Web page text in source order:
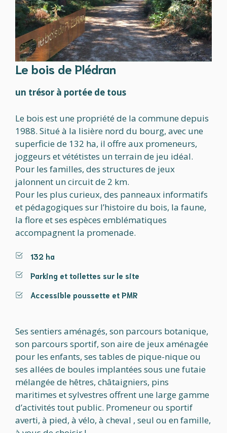
Le bois de Plédran
un trésor à portée de tous
Le bois est une propriété de la commune depuis
1988. Situé à la lisière nord du bourg, avec une
superficie de 132 ha, il offre aux promeneurs,
joggeurs et vététistes un terrain de jeu idéal.
Pour les familles, des structures de jeux
jalonnent un circuit de 2 km.
Pour les plus curieux, des panneaux informatifs
et pédagogiques sur l’histoire du bois, la faune,
la flore et ses espèces emblématiques
accompagnent la promenade.
132 ha
Parking et toilettes sur le site
Accessible poussette et PMR
Ses sentiers aménagés, son parcours botanique,
son parcours sportif, son aire de jeux aménagée
pour les enfants, ses tables de pique-nique ou
ses allées de boules implantées sous une futaie
mélangée de hêtres, châtaigniers, pins
maritimes et sylvestres offrent une large gamme
d’activités tout public. Promeneur ou sportif
averti, à pied, à vélo, à cheval , seul ou en famille,